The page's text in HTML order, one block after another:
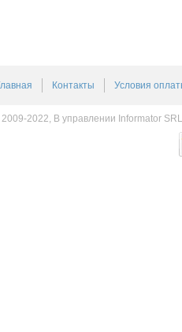
Контакты Условия
2022, В управлении Informator SRL